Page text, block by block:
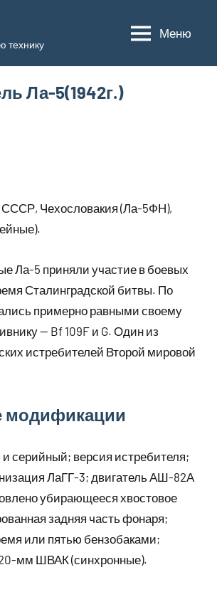
технику
Меню
Ла-5(1942г.)
СССР, Чехословакия (Ла-5ФН),
Ла-5 приняли участие в боевых
Сталинградской битвы. По
примерно равными своему
— Bf 109F и G. Один из
истребителей Второй мировой
серийный; версия истребителя;
ЛаГГ-3; двигатель АШ-82А
убирающееся хвостовое
задняя часть фонаря;
или пятью бензобаками;
мм ШВАК (синхронные).